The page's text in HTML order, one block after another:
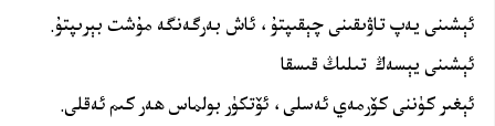
ئېشىنى يەپ تاۋىقىنى چېقىپتۇ، ئاش بەرگەنگە مۇشت بېرىپتۇ.
ئېشىنى يېسەڭ تىلىڭ قىسقا
ئېغىر كۈننى كۆرمەي ئەسلى، ئۆتكۈر بولماس ھەر كىم ئەقلى.